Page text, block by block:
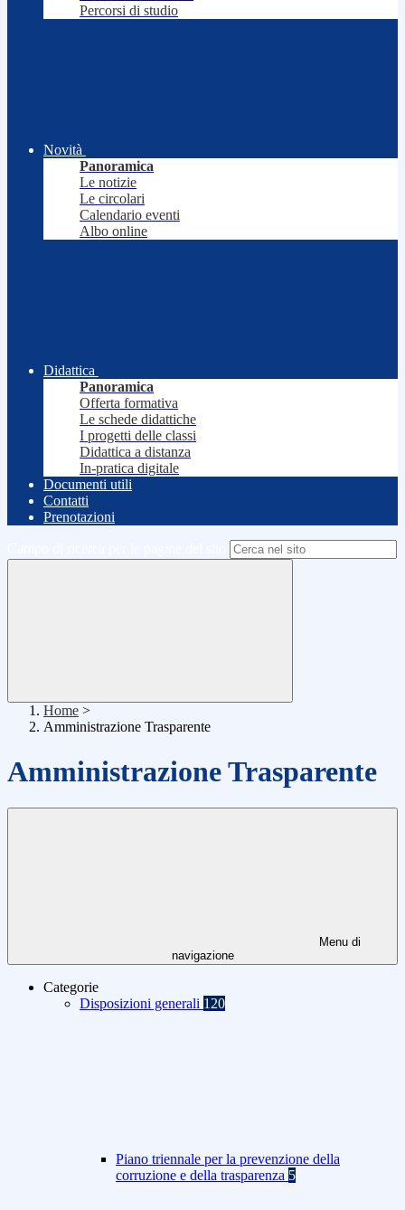
Percorsi di studio
Novità
Panoramica
Le notizie
Le circolari
Calendario eventi
Albo online
Didattica
Panoramica
Offerta formativa
Le schede didattiche
I progetti delle classi
Didattica a distanza
In-pratica digitale
Documenti utili
Contatti
Prenotazioni
Home >
Amministrazione Trasparente
Amministrazione Trasparente
Menu di
navigazione
Categorie
Disposizioni generali 120
Piano triennale per la prevenzione della
corruzione e della trasparenza 5